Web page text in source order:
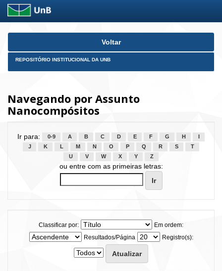
Skip
Voltar
REPOSITÓRIO INSTITUCIONAL DA UNB
Navegando por Assunto
Nanocompósitos
Ir para: 0-9 A B C D E F G H
J
K L M N O P Q R S
T
U
V W X Y Z
ou entre com as primeiras letras:
Classificar por:
Em ordem:
Resultados/Página
Registro(s):